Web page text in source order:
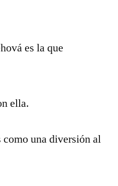
es la que
ella.
como una diversión al